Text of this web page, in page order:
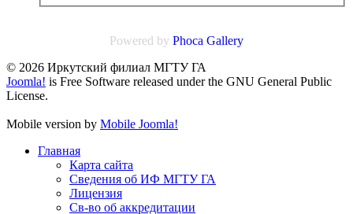
Powered by Phoca Gallery
© 2026 Иркутский филиал МГТУ ГА
Joomla! is Free Software released under the GNU General Public
License.
Mobile version by Mobile Joomla!
Главная
Карта сайта
Сведения об ИФ МГТУ ГА
Лицензия
Св-во об аккредитации